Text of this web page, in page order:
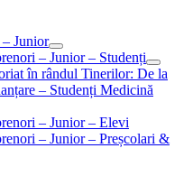
– Junior
– Junior – Studenți
în rândul Tinerilor: De la
– Studenți Medicină
– Junior – Elevi
– Junior – Preșcolari &